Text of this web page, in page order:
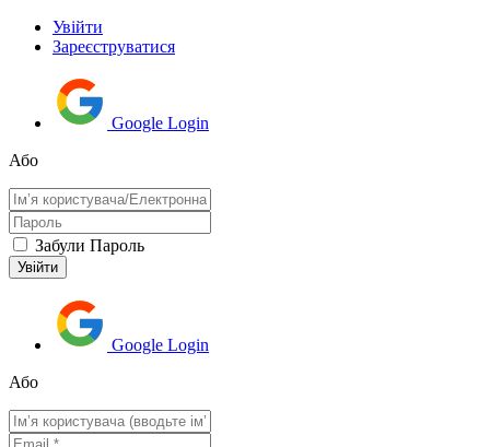
Увійти
Зареєструватися
Google Login
Або
Забули Пароль
Google Login
Або